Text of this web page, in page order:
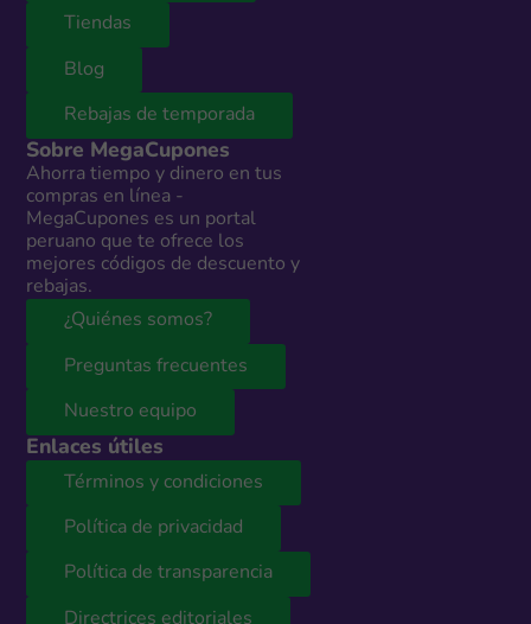
Tiendas
Blog
Rebajas de temporada
Sobre MegaCupones
Ahorra tiempo y dinero en tus
compras en línea -
MegaCupones es un portal
peruano que te ofrece los
mejores códigos de descuento y
rebajas.
¿Quiénes somos?
Preguntas frecuentes
Nuestro equipo
Enlaces útiles
Términos y condiciones
Política de privacidad
Política de transparencia
Directrices editoriales